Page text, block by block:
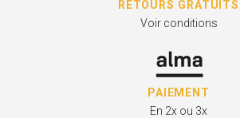
RETOURS GRATUITS
Voir conditions
PAIEMENT
En 2x ou 3x